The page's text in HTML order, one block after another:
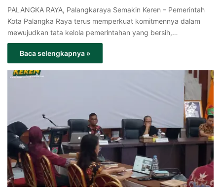
PALANGKA RAYA, Palangkaraya Semakin Keren – Pemerintah
Kota Palangka Raya terus memperkuat komitmennya dalam
mewujudkan tata kelola pemerintahan yang bersih,…
Baca selengkapnya »